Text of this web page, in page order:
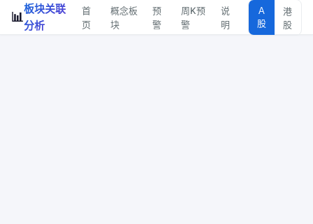
📊
板块关联
分析
首
页
概念板
块
预
警
周K预
警
说
明
A
股
港
股